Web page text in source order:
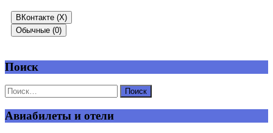
ВКонтакте (X)
Обычные (0)
Добавить комментарий
Ваш адрес email не будет опубликован.
Поиск
Авиабилеты и отели